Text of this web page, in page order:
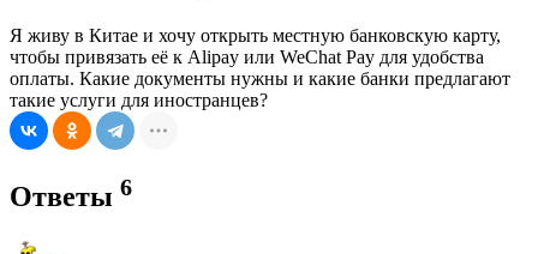
Я живу в Китае и хочу открыть местную банковскую карту,
чтобы привязать её к Alipay или WeChat Pay для удобства
оплаты. Какие документы нужны и какие банки предлагают
такие услуги для иностранцев?
Ответы 6